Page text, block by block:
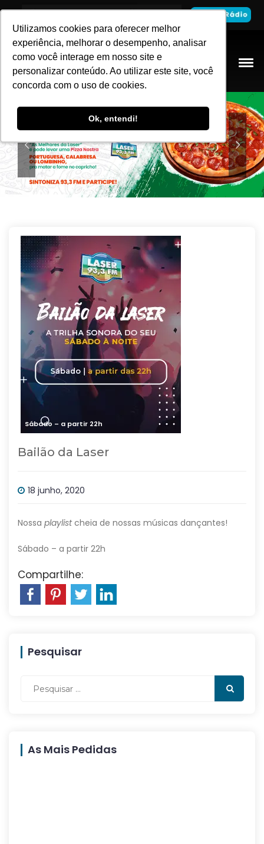
Utilizamos cookies para oferecer melhor
experiência, melhorar o desempenho, analisar
como você interage em nosso site e
personalizar conteúdo. Ao utilizar este site, você
concorda com o uso de cookies.
Ok, entendi!
Utilizamos cookies para oferecer melhor
experiência, melhorar o desempenho, analisar
como você interage em nosso site e
personalizar conteúdo. Ao utilizar este site, você
concorda com o uso de cookies.
Ok, entendi!
Sábado – a partir 22h
Bailão da Laser
18 junho, 2020
Nossa playlistcheia de nossas músicas dançantes!
Sábado – a partir 22h
Compartilhe:
Pesquisar
As Mais Pedidas